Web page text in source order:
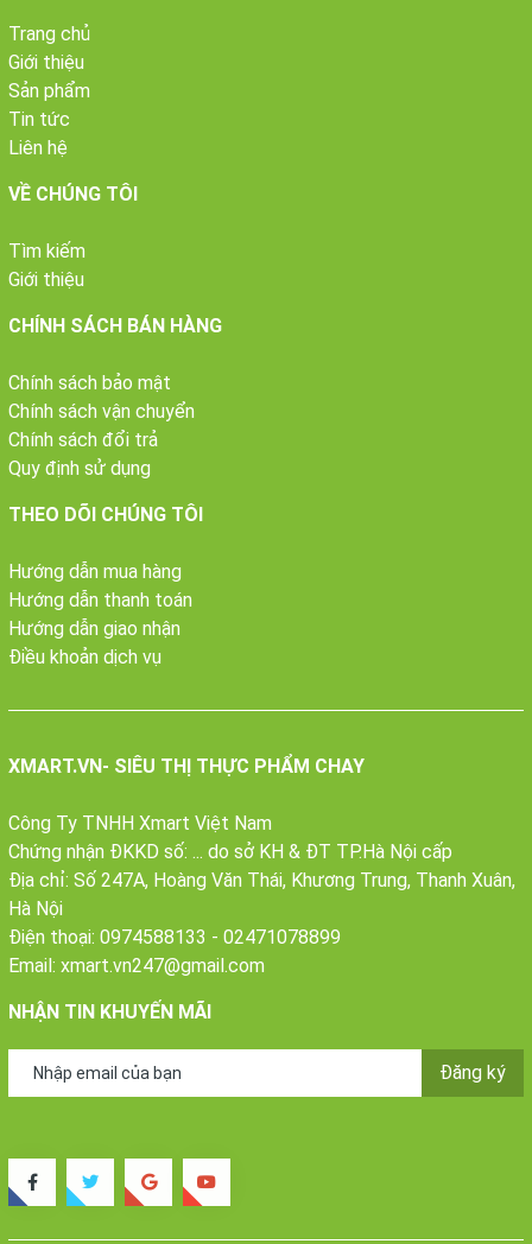
Trang chủ
Giới thiệu
Sản phẩm
Tin tức
Liên hệ
VỀ CHÚNG TÔI
Tìm kiếm
Giới thiệu
CHÍNH SÁCH BÁN HÀNG
Chính sách bảo mật
Chính sách vận chuyển
Chính sách đổi trả
Quy định sử dụng
THEO DÕI CHÚNG TÔI
Hướng dẫn mua hàng
Hướng dẫn thanh toán
Hướng dẫn giao nhận
Điều khoản dịch vụ
XMART.VN- SIÊU THỊ THỰC PHẨM CHAY
Công Ty TNHH Xmart Việt Nam
Chứng nhận ĐKKD số: ... do sở KH & ĐT TP.Hà Nội cấp
Địa chỉ: Số 247A, Hoàng Văn Thái, Khương Trung, Thanh Xuân,
Hà Nội
Điện thoại: 0974588133 - 02471078899
Email: xmart.vn247@gmail.com
NHẬN TIN KHUYẾN MÃI
Đăng ký